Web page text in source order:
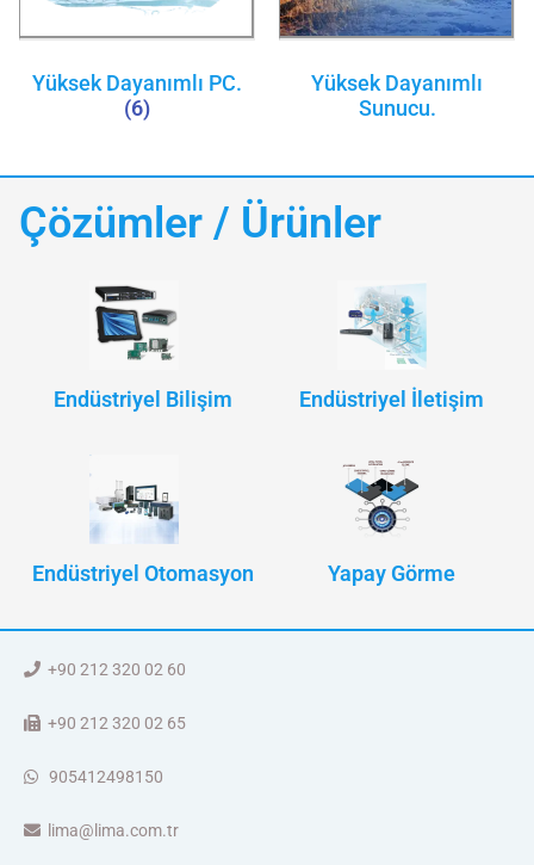
Yüksek Dayanımlı PC.
(6)
Yüksek Dayanımlı
Sunucu.
Çözümler / Ürünler
Endüstriyel Bilişim Endüstriyel İletişim
Endüstriyel Otomasyon Yapay Görme
+90 212 320 02 60
+90 212 320 02 65
905412498150
lima@lima.com.tr